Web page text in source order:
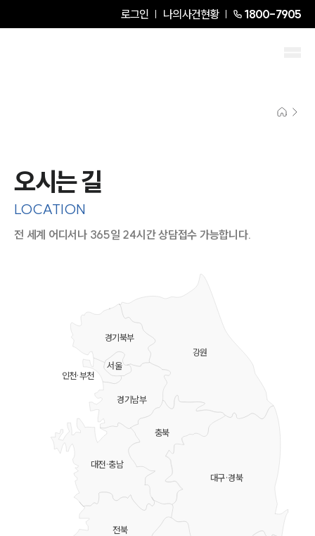
로그인 나의사건현황 1800-7905
오시는 길
LOCATION
전 세계 어디서나 365일 24시간 상담접수 가능합니다.
강원
충북
대전·충남
대구·경북
전북
경기북부
경기남부
서울
인천·부천